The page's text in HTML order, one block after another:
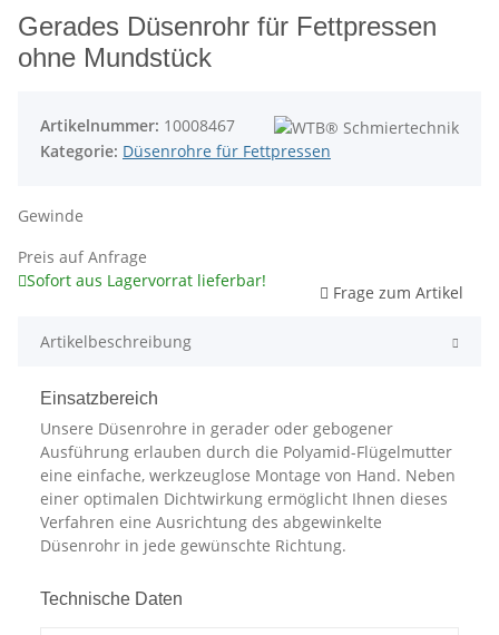
Gerades Düsenrohr für Fettpressen
ohne Mundstück
Artikelnummer: 10008467
Kategorie: Düsenrohre für Fettpressen
Gewinde
Preis auf Anfrage
Sofort aus Lagervorrat lieferbar!
Frage zum Artikel
Artikelbeschreibung
Einsatzbereich
Unsere Düsenrohre in gerader oder gebogener
Ausführung erlauben durch die Polyamid-Flügelmutter
eine einfache, werkzeuglose Montage von Hand. Neben
einer optimalen Dichtwirkung ermöglicht Ihnen dieses
Verfahren eine Ausrichtung des abgewinkelte
Düsenrohr in jede gewünschte Richtung.
Technische Daten